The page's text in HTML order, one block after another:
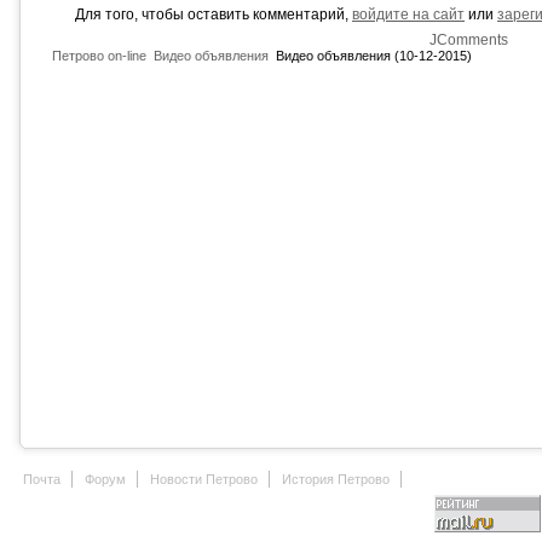
Для того, чтобы оставить комментарий, войдите на сайт или
JComments
Петрово on-line Видео объявления Видео объявления (10-12-2015)
Почта Форум Новости Петрово История Петрово